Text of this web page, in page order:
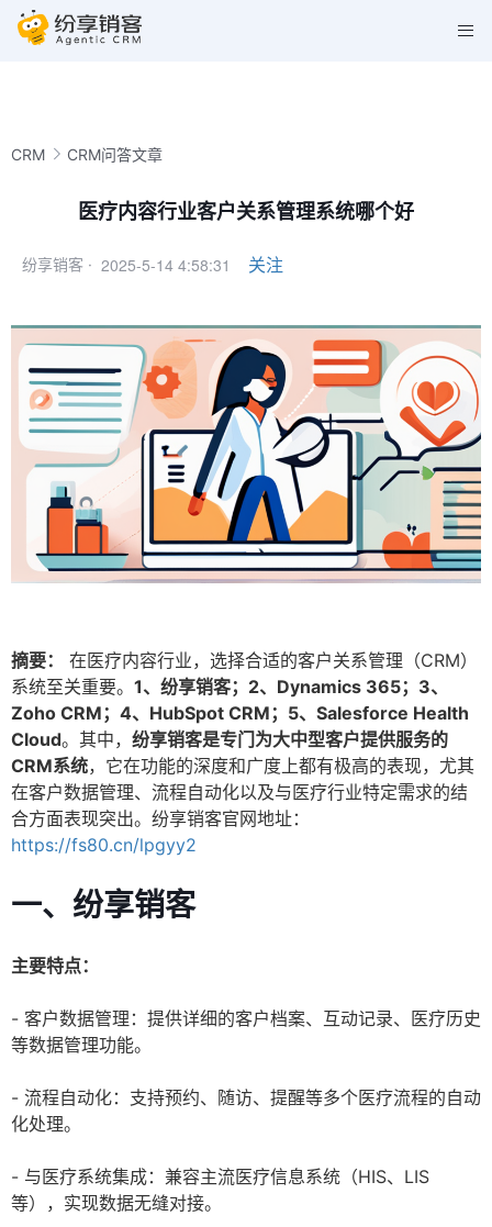
CRM CRM问答文章
医疗内容行业客户关系管理系统哪个好
纷享销客 · 2025-5-14 4:58:31 关注
摘要：
在医疗内容行业，选择合适的客户关系管理（CRM）
系统至关重要。 1、纷享销客；2、Dynamics 365；3、
Zoho CRM；4、HubSpot CRM；5、Salesforce Health
Cloud。其中， 纷享销客是专门为大中型客户提供服务的
CRM系统，它在功能的深度和广度上都有极高的表现，尤其
在客户数据管理、流程自动化以及与医疗行业特定需求的结
合方面表现突出。纷享销客官网地址：
https://fs80.cn/lpgyy2
一、纷享销客
主要特点：
- 客户数据管理：提供详细的客户档案、互动记录、医疗历史
等数据管理功能。
- 流程自动化：支持预约、随访、提醒等多个医疗流程的自动
化处理。
- 与医疗系统集成：兼容主流医疗信息系统（HIS、LIS
等），实现数据无缝对接。